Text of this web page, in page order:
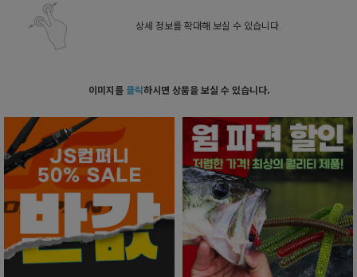
상세 정보를 확대해 보실 수 있습니다.
이미지를 클릭하시면 상품을 보실 수 있습니다.